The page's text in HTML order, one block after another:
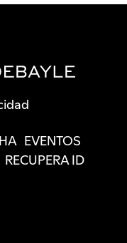
EVENTOS
RECUPERA ID